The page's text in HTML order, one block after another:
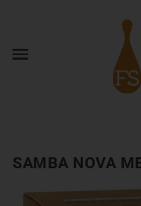
SAMBA NOVA